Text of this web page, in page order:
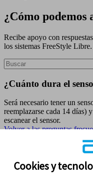
¿Cómo podemos
Recibe apoyo con
los sistemas FreeStyle Libre.
¿Cuánto dura el
Será necesario tener un
reemplazarse cada 14 días)
escanear el sensor.
Volver a las preguntas
Cookies y